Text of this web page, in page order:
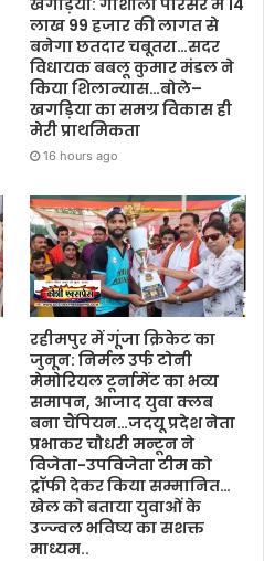
खगड़िया: गोशाला परिसर में 14
लाख 99 हजार की लागत से
बनेगा छतदार चबूतरा…सदर
विधायक बबलू कुमार मंडल ने
किया शिलान्यास…बोले–
खगड़िया का समग्र विकास ही
मेरी प्राथमिकता
16 hours ago
रहीमपुर में गूंजा क्रिकेट का
जुनून: निर्मल उर्फ टोनी
मेमोरियल टूर्नामेंट का भव्य
समापन, आजाद युवा क्लब
बना चैंपियन…जदयू प्रदेश नेता
प्रभाकर चौधरी मन्टून ने
विजेता-उपविजेता टीम को
ट्रॉफी देकर किया सम्मानित…
खेल को बताया युवाओं के
उज्ज्वल भविष्य का सशक्त
माध्यम..